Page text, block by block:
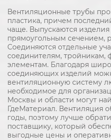
Вентиляционные трубы
пластика, причем
чаще. Выпускаются
прямоугольным сечением,
Соединяются отдельные
соединителям, тройникам,
элементам. Благодаря
соединяющих изделий
вентиляционную систему
необходимое для
Москвы и области могут
ГдеМатериал. Вентиляция
годы, поэтому лучше
поставщику, который
выгодные цены и